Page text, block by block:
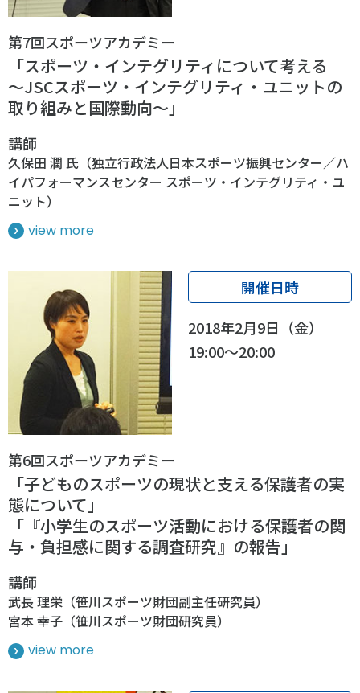
第7回スポーツアカデミー
「スポーツ・インテグリティについて考える
～JSCスポーツ・インテグリティ・ユニットの
取り組みと国際動向～」
講師
久保田 潤 氏（独立行政法人日本スポーツ振興センター／ハ
イパフォーマンスセンター スポーツ・インテグリティ・ユ
ニット）
view more
開催日時
2018年2月9日（金）
19:00～20:00
第6回スポーツアカデミー
「子どものスポーツの現状と支える保護者の実
態について」
「『小学生のスポーツ活動における保護者の関
与・負担感に関する調査研究』の報告」
講師
武長 理栄（笹川スポーツ財団副主任研究員）
宮本 幸子（笹川スポーツ財団研究員）
view more